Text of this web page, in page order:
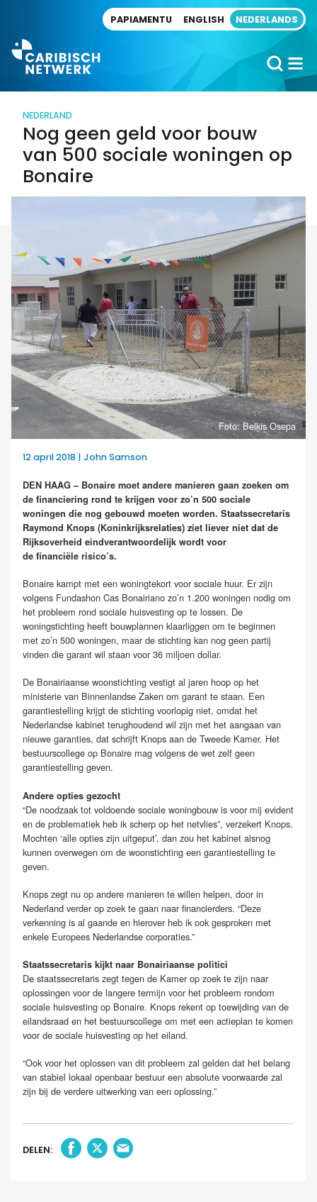
PAPIAMENTU ENGLISH NEDERLANDS
NEDERLAND
Nog geen geld voor bouw
van 500 sociale woningen op
Bonaire
Foto: Belkis Osepa
12 april 2018 | John Samson
DEN HAAG – Bonaire moet andere manieren gaan zoeken om
de financiering rond te krijgen voor zo’n 500 sociale
woningen die nog gebouwd moeten worden. Staatssecretaris
Raymond Knops (Koninkrijksrelaties) ziet liever niet dat de
Rijksoverheid eindverantwoordelijk wordt voor
de financiële risico’s.
Bonaire kampt met een woningtekort voor sociale huur. Er zijn
volgens Fundashon Cas Bonairiano zo’n 1.200 woningen nodig om
het probleem rond sociale huisvesting op te lossen. De
woningstichting heeft bouwplannen klaarliggen om te beginnen
met zo’n 500 woningen, maar de stichting kan nog geen partij
vinden die garant wil staan voor 36 miljoen dollar.
De Bonairiaanse woonstichting vestigt al jaren hoop op het
ministerie van Binnenlandse Zaken om garant te staan. Een
garantiestelling krijgt de stichting voorlopig niet, omdat het
Nederlandse kabinet terughoudend wil zijn met het aangaan van
nieuwe garanties, dat schrijft Knops aan de Tweede Kamer. Het
bestuurscollege op Bonaire mag volgens de wet zelf geen
garantiestelling geven.
Andere opties gezocht
“De noodzaak tot voldoende sociale woningbouw is voor mij evident
en de problematiek heb ik scherp op het netvlies”, verzekert Knops.
Mochten ‘alle opties zijn uitgeput’, dan zou het kabinet alsnog
kunnen overwegen om de woonstichting een garantiestelling te
geven.
Knops zegt nu op andere manieren te willen helpen, door in
Nederland verder op zoek te gaan naar financierders. “Deze
verkenning is al gaande en hierover heb ik ook gesproken met
enkele Europees Nederlandse corporaties.”
Staatssecretaris kijkt naar Bonairiaanse politici
De staatssecretaris zegt tegen de Kamer op zoek te zijn naar
oplossingen voor de langere termijn voor het probleem rondom
sociale huisvesting op Bonaire. Knops rekent op toewijding van de
eilandsraad en het bestuurscollege om met een actieplan te komen
voor de sociale huisvesting op het eiland.
“Ook voor het oplossen van dit probleem zal gelden dat het belang
van stabiel lokaal openbaar bestuur een absolute voorwaarde zal
zijn bij de verdere uitwerking van een oplossing.”
DELEN: